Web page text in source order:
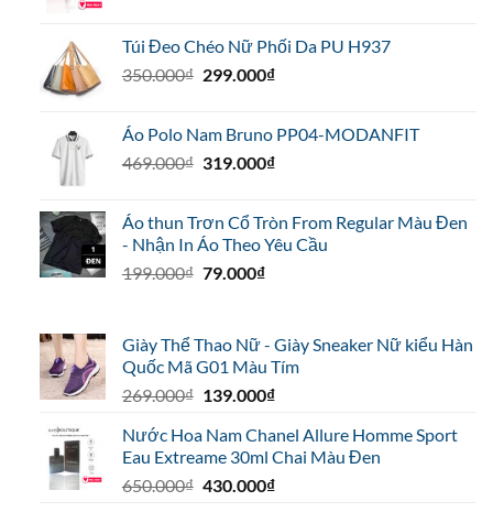
420.000₫.là:
299.000₫.
Túi Đeo Chéo Nữ Phối Da PU H937
350.000₫ Giá
350.000₫.
299.000₫Giá
là:
299.000₫.
Áo Polo Nam Bruno PP04-MODANFIT
469.000₫ Giá
469.000₫.
319.000₫Giá
là:
319.000₫.
Áo thun Trơn Cổ Tròn From Regular Màu Đen
- Nhận In Áo Theo Yêu Cầu
199.000₫ Giá
199.000₫.
79.000₫Giá
là:
79.000₫.
Giày Thể Thao Nữ - Giày Sneaker Nữ kiểu Hàn
Quốc Mã G01 Màu Tím
269.000₫ Giá
là:
269.000₫.
139.000₫Giá
tại
là:
139.000₫.
Nước Hoa Nam Chanel Allure Homme Sport
Eau Extreame 30ml Chai Màu Đen
650.000₫ Giá
430.000₫Giá